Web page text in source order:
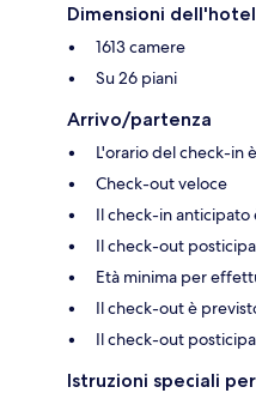
Dimensioni dell'hotel
1613 camere
Su 26 piani
Arrivo/partenza
L'orario del check-in
Check-out veloce
Il check-in
Il check-out
Età minima per
Il check-out è
Il check-out
Istruzioni speciali